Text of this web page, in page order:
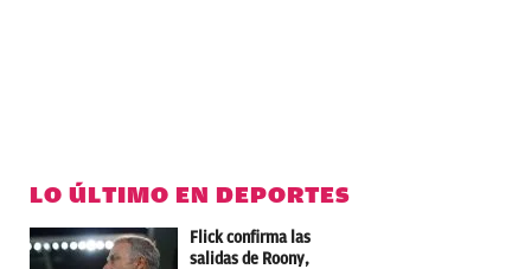
LO ÚLTIMO EN DEPORTES
Flick confirma las
salidas de Roony,